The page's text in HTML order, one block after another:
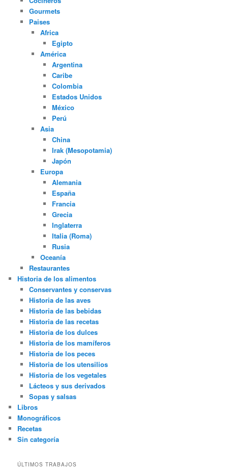
Gourmets
Paises
Africa
Egipto
América
Argentina
Caribe
Colombia
Estados Unidos
México
Perú
Asia
China
Irak (Mesopotamia)
Japón
Europa
Alemania
España
Francia
Grecia
Inglaterra
Italia (Roma)
Rusia
Oceanía
Restaurantes
Historia de los alimentos
Conservantes y conservas
Historia de las aves
Historia de las bebidas
Historia de las recetas
Historia de los dulces
Historia de los mamíferos
Historia de los peces
Historia de los utensilios
Historia de los vegetales
Lácteos y sus derivados
Sopas y salsas
Libros
Monográficos
Recetas
Sin categoría
ÚLTIMOS TRABAJOS